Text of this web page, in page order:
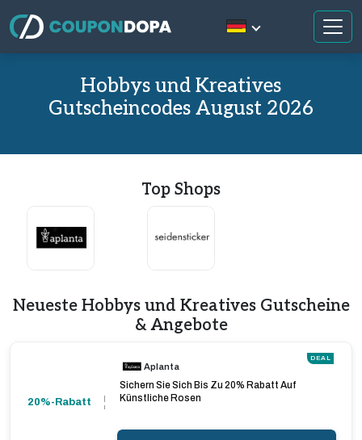
Hobbys und Kreatives
Gutscheincodes August 2026
Top Shops
Neueste Hobbys und Kreatives Gutscheine
& Angebote
20%-Rabatt
DEAL
Aplanta
Sichern Sie Sich Bis Zu 20% Rabatt Auf
Künstliche Rosen